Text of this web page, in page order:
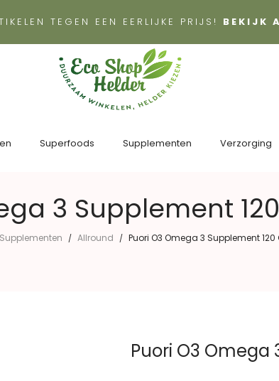
TEGEN EEN EERLIJKE PRIJS! BEKIJK
Superfoods Supplementen Verzorging
3 Supplement
Supplementen / Allround / Puori O3 Omega 3 Supplement
Puori O3 Omega